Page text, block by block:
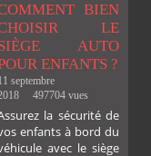
BIEN
LE
AUTO
ENFANTS ?
septembre
497704 vues
la sécurité de
enfants à bord du
avec le siège